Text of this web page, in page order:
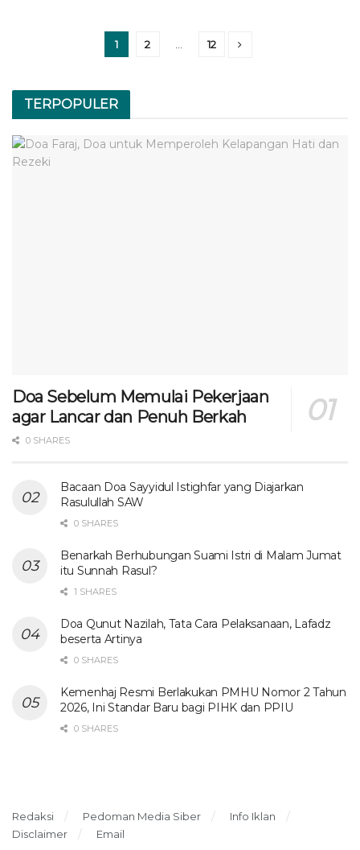
1 2 12
TERPOPULER
Doa Sebelum Memulai Pekerjaan
agar Lancar dan Penuh Berkah
0 SHARES
Bacaan Doa Sayyidul Istighfar yang Diajarkan
Rasulullah SAW
0 SHARES
Benarkah Berhubungan Suami Istri di Malam Jumat
itu Sunnah Rasul?
1 SHARES
Doa Qunut Nazilah, Tata Cara Pelaksanaan, Lafadz
beserta Artinya
0 SHARES
Kemenhaj Resmi Berlakukan PMHU Nomor 2 Tahun
2026, Ini Standar Baru bagi PIHK dan PPIU
0 SHARES
Redaksi Pedoman Media Siber
Info Iklan
Disclaimer
Email